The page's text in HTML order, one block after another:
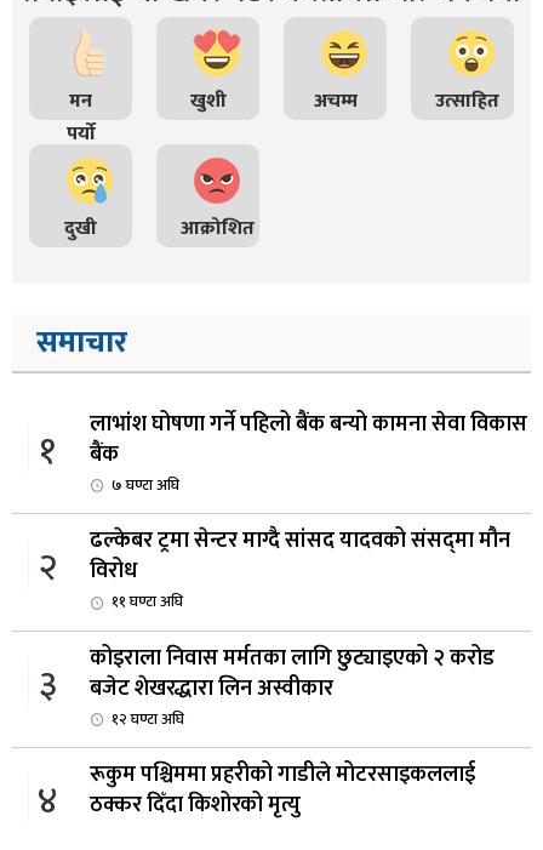
मन
पर्यो
खुशी अचम्म उत्साहित
दुखी आक्रोशित
समाचार
१
लाभांश घोषणा गर्ने पहिलो बैंक बन्यो कामना सेवा विकास
बैंक
७ घण्टा अघि
२
ढल्केबर ट्रमा सेन्टर माग्दै सांसद यादवको संसद्‌मा मौन
विरोध
११ घण्टा अघि
३
कोइराला निवास मर्मतका लागि छुट्याइएको २ करोड
बजेट शेखरद्धारा लिन अस्वीकार
१२ घण्टा अघि
४
रूकुम पश्चिममा प्रहरीको गाडीले मोटरसाइकललाई
ठक्कर दिँदा किशोरको मृत्यु